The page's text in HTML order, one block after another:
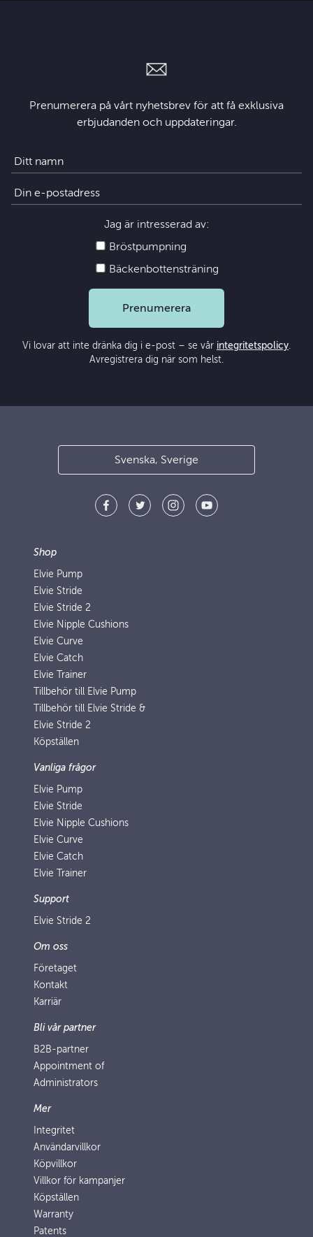
Prenumerera på vårt nyhetsbrev för att få exklusiva
erbjudanden och uppdateringar.
Jag är intresserad av:
Bröstpumpning
Bäckenbottensträning
Prenumerera
Vi lovar att inte dränka dig i e-post – se vår integritetspolicy.
Avregistrera dig när som helst.
Svenska, Sverige
Shop
Elvie Pump
Elvie Stride
Elvie Stride 2
Elvie Nipple Cushions
Elvie Curve
Elvie Catch
Elvie Trainer
Tillbehör till Elvie Pump
Tillbehör till Elvie Stride &
Elvie Stride 2
Köpställen
Vanliga frågor
Elvie Pump
Elvie Stride
Elvie Nipple Cushions
Elvie Curve
Elvie Catch
Elvie Trainer
Support
Elvie Stride 2
Om oss
Företaget
Kontakt
Karriär
Bli vår partner
B2B-partner
Appointment of
Administrators
Mer
Integritet
Användarvillkor
Köpvillkor
Villkor för kampanjer
Köpställen
Warranty
Patents